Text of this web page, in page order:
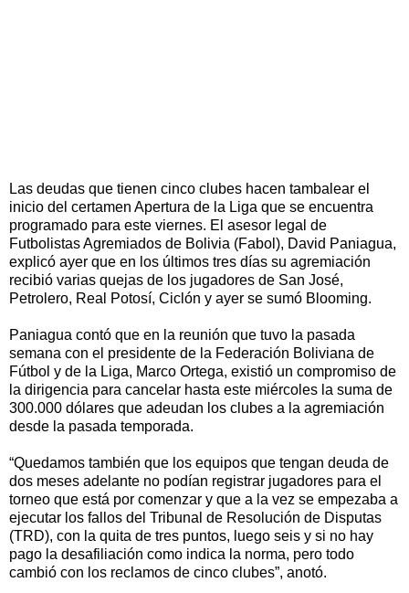
Las deudas que tienen cinco clubes hacen tambalear el
inicio del certamen Apertura de la Liga que se encuentra
programado para este viernes. El asesor legal de
Futbolistas Agremiados de Bolivia (Fabol), David Paniagua,
explicó ayer que en los últimos tres días su agremiación
recibió varias quejas de los jugadores de San José,
Petrolero, Real Potosí, Ciclón y ayer se sumó Blooming.
Paniagua contó que en la reunión que tuvo la pasada
semana con el presidente de la Federación Boliviana de
Fútbol y de la Liga, Marco Ortega, existió un compromiso de
la dirigencia para cancelar hasta este miércoles la suma de
300.000 dólares que adeudan los clubes a la agremiación
desde la pasada temporada.
“Quedamos también que los equipos que tengan deuda de
dos meses adelante no podían registrar jugadores para el
torneo que está por comenzar y que a la vez se empezaba a
ejecutar los fallos del Tribunal de Resolución de Disputas
(TRD), con la quita de tres puntos, luego seis y si no hay
pago la desafiliación como indica la norma, pero todo
cambió con los reclamos de cinco clubes”, anotó.